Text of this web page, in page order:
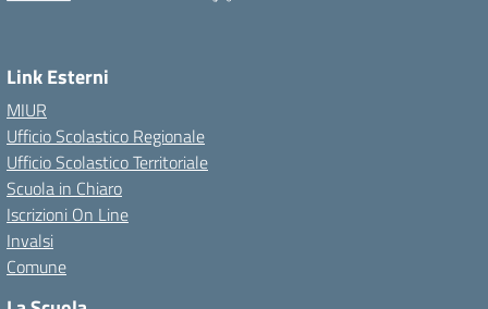
Link Esterni
MIUR
Ufficio Scolastico Regionale
Ufficio Scolastico Territoriale
Scuola in Chiaro
Iscrizioni On Line
Invalsi
Comune